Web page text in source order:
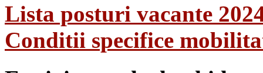
Lista posturi vacante
Conditii specifice